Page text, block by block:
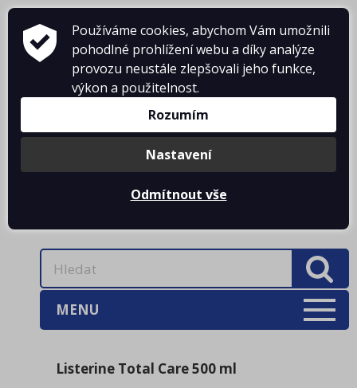
KONTAKTY
DOPRAVNÉ
PŘIHLÁŠENÍ
0 Kč
MENU
Listerine Total Care 500 ml
Používáme cookies, abychom Vám umožnili
pohodlné prohlížení webu a díky analýze
provozu neustále zlepšovali jeho funkce,
výkon a použitelnost.
Rozumím
Nastavení
Odmítnout vše